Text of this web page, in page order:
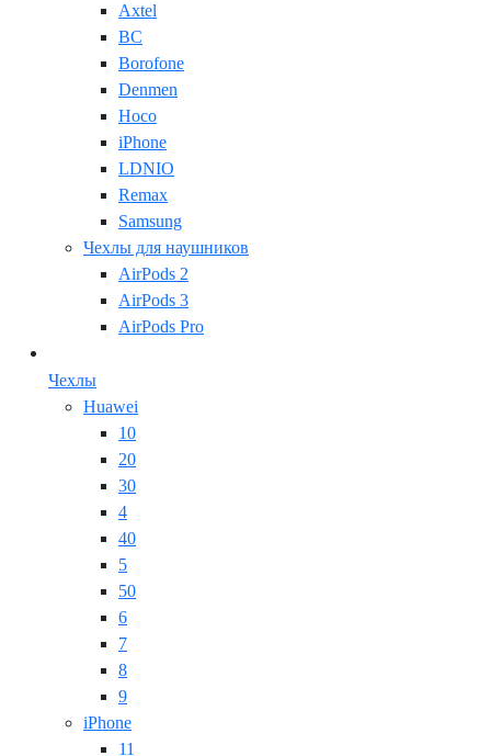
Axtel
BC
Borofone
Denmen
Hoco
iPhone
LDNIO
Remax
Samsung
Чехлы для наушников
AirPods 2
AirPods 3
AirPods Pro
Чехлы
Huawei
10
20
30
4
40
5
50
6
7
8
9
iPhone
11